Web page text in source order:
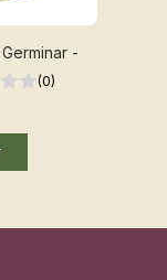
-
(0)